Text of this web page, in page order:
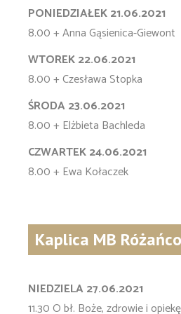
PONIEDZIAŁEK 21.06.2021
8.00 + Anna Gąsienica-Giewont
WTOREK 22.06.2021
8.00 + Czesława Stopka
ŚRODA 23.06.2021
8.00 + Elżbieta Bachleda
CZWARTEK 24.06.2021
8.00 + Ewa Kołaczek
Kaplica MB
NIEDZIELA 27.06.2021
11.30 O bł. Boże, zdrowie i